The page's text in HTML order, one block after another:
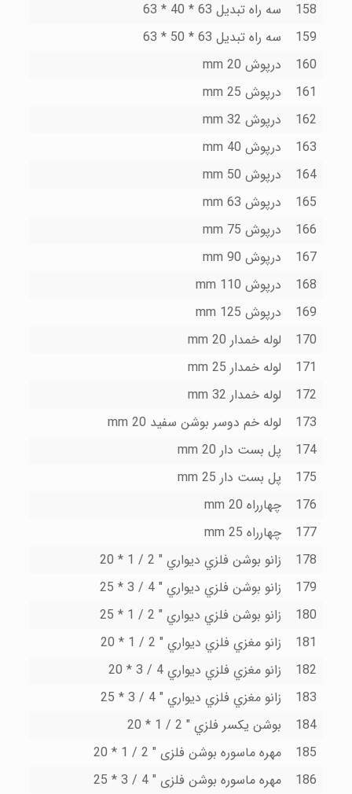
158
سه راه تبدیل 63 * 40 * 63
159
سه راه تبدیل 63 * 50 * 63
160
درپوش 20 mm
161
درپوش 25 mm
162
درپوش 32 mm
163
درپوش 40 mm
164
درپوش 50 mm
165
درپوش 63 mm
166
درپوش 75 mm
167
درپوش 90 mm
168
درپوش 110 mm
169
درپوش 125 mm
170
لوله خمدار 20 mm
171
لوله خمدار 25 mm
172
لوله خمدار 32 mm
173
لوله خم دوسر بوشن سفید 20 mm
174
پل بست دار 20 mm
175
پل بست دار 25 mm
176
چهارراه 20 mm
177
چهارراه 25 mm
178
زانو بوشن فلزي دیواري " 2 / 1 * 20
179
زانو بوشن فلزي دیواري " 4 / 3 * 25
180
زانو بوشن فلزي دیواري " 2 / 1 * 25
181
زانو مغزي فلزي دیواري " 2 / 1 * 20
182
زانو مغزي فلزي دیواري 4 / 3 * 20
183
زانو مغزي فلزي دیواري " 4 / 3 * 25
184
بوشن یکسر فلزي " 2 / 1 * 20
185
مهره ماسوره بوشن فلزى " 2 / 1 * 20
186
مهره ماسوره بوشن فلزى " 4 / 3 * 25